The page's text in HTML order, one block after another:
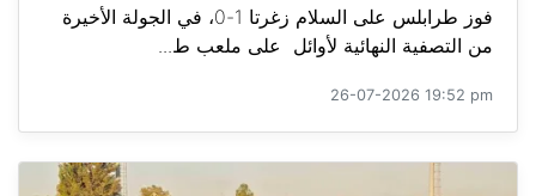
فوز طرابلس على السلام زغرتا 1-0، في الجولة الأخيرة
من التصفية النهائية لأوائل على ملعب ط...
26-07-2026 19:52 pm